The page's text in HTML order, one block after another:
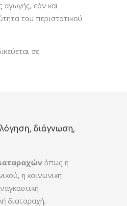
αγωγής, εάν και
του περιστατικού
σε:
διάγνωση,
όπως η
η κοινωνική
διαταραχή,